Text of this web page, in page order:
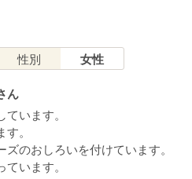
性別 女性
ん
います。
。
ズのおしろいを付けています。
います。